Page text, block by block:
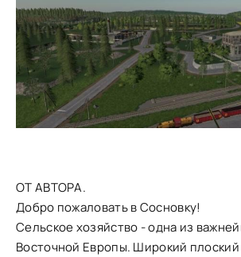
ОТ АВТОРА.
Добро пожаловать в Сосновку!
Сельское хозяйство - одна из
Восточной Европы. Широкий